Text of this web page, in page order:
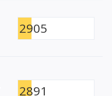
2905
2891